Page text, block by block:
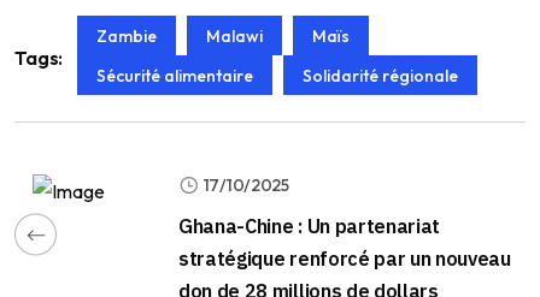
Tags:
Zambie Malawi
Maïs
Sécurité alimentaire
Solidarité régionale
17/10/2025
Ghana-Chine : Un partenariat
stratégique renforcé par un nouveau
don de 28 millions de dollars